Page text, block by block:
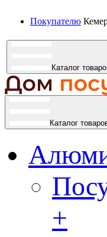
Покупателю
Каталог
Каталог
+